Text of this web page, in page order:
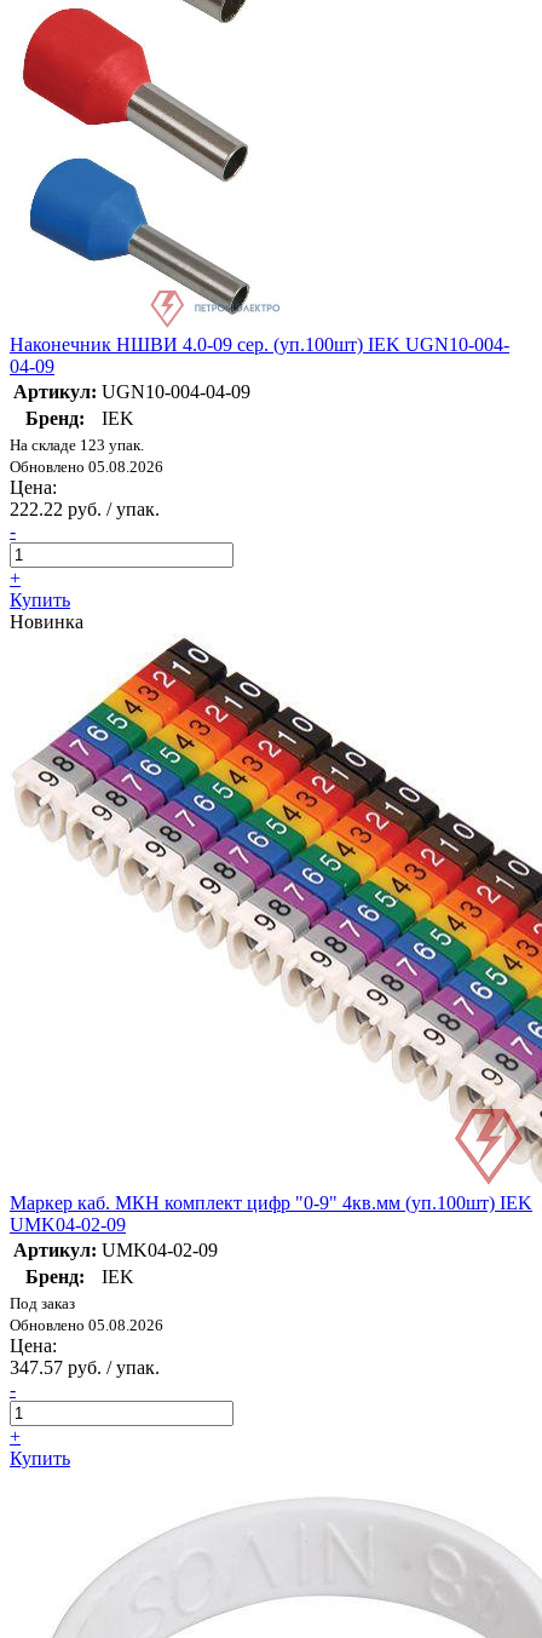
Наконечник НШВИ 4.0-09 сер. (уп.100шт) IEK UGN10-004-
04-09
Артикул: UGN10-004-04-09
Бренд:
IEK
На складе 123 упак.
Обновлено 05.08.2026
Цена:
222.22 руб. / упак.
-
+
Купить
Новинка
Маркер каб. МКН комплект цифр "0-9" 4кв.мм (уп.100шт) IEK
UMK04-02-09
Артикул: UMK04-02-09
Бренд:
IEK
Под заказ
Обновлено 05.08.2026
Цена:
347.57 руб. / упак.
-
+
Купить